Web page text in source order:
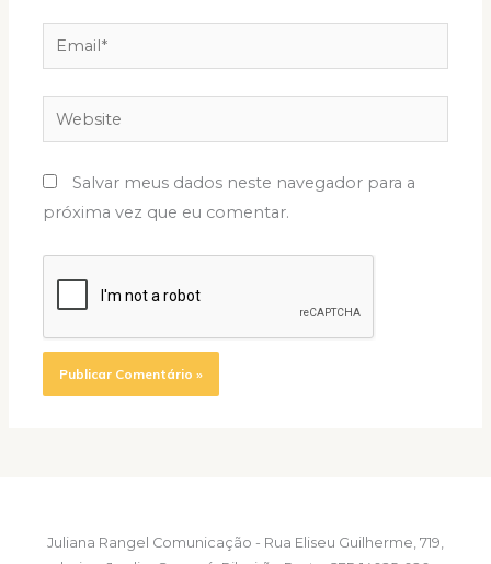
Email*
Website
Salvar meus dados neste navegador para a
próxima vez que eu comentar.
Juliana Rangel Comunicação - Rua Eliseu Guilherme, 719,